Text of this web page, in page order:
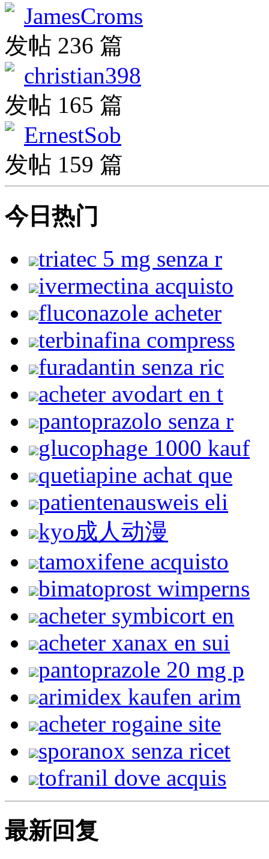
JamesCroms
发帖 236 篇
christian398
发帖 165 篇
ErnestSob
发帖 159 篇
今日热门
triatec 5 mg senza r
ivermectina acquisto
fluconazole acheter
terbinafina compress
furadantin senza ric
acheter avodart en t
pantoprazolo senza r
glucophage 1000 kauf
quetiapine achat que
patientenausweis eli
kyo成人动漫
tamoxifene acquisto
bimatoprost wimperns
acheter symbicort en
acheter xanax en sui
pantoprazole 20 mg p
arimidex kaufen arim
acheter rogaine site
sporanox senza ricet
tofranil dove acquis
最新回复